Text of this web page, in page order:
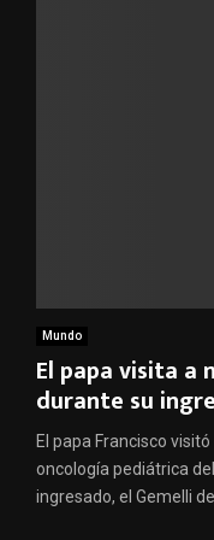
Mundo
El papa visita a
durante su
El papa Francisco
oncología pediátrica
ingresado, el Gemelli de